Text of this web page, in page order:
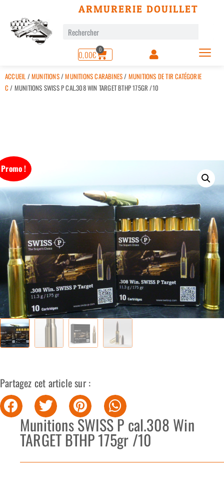
ARMURERIE DOUILLET
0,00€ 0
ACCUEIL /MUNITIONS/MUNITIONS CARABINES/ MUNITIONS DE TIR CATÉGORIE
C/ MUNITIONS SWISS P CAL.308 WIN TARGET BTHP 175GR /10
Promo !
Partagez cet article sur :
Munitions SWISS P cal.308 Win
TARGET BTHP 175gr /10